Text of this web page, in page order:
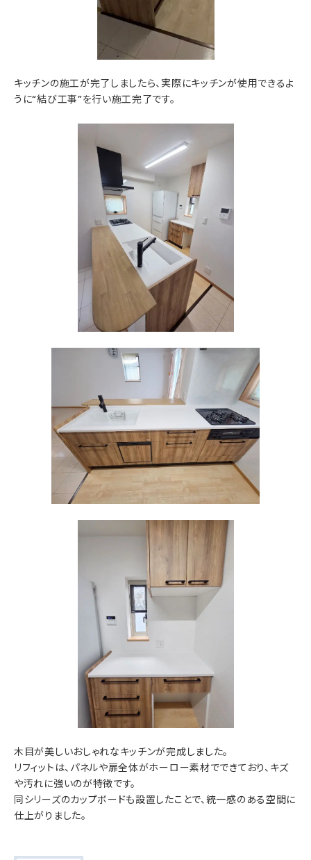
キッチンの施工が完了しましたら、実際にキッチンが使用できるよ
うに“結び工事”を行い施工完了です。
木目が美しいおしゃれなキッチンが完成しました。
リフィットは、パネルや扉全体がホーロー素材でできており、キズ
や汚れに強いのが特徴です。
同シリーズのカップボードも設置したことで、統一感のある空間に
仕上がりました。